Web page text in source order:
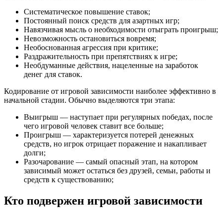
Систематическое повышение ставок;
Постоянный поиск средств для азартных игр;
Навязчивая мысль о необходимости отыграть проигрыш;
Невозможность остановиться вовремя;
Необоснованная агрессия при критике;
Раздражительность при препятствиях к игре;
Необдуманные действия, нацеленные на заработок
денег для ставок.
Кодирование от игровой зависимости наиболее эффективно в
начальной стадии. Обычно выделяются три этапа:
Выигрыш — наступает при регулярных победах, после
чего игровой человек ставит все больше;
Проигрыш — характеризуется потерей денежных
средств, но игрок отрицает поражение и накапливает
долги;
Разочарование — самый опасный этап, на котором
зависимый может остаться без друзей, семьи, работы и
средств к существованию;
Кто подвержен игровой зависимости